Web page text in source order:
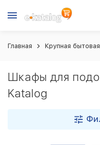
Главная Крупная
Шкафы для
Katalog